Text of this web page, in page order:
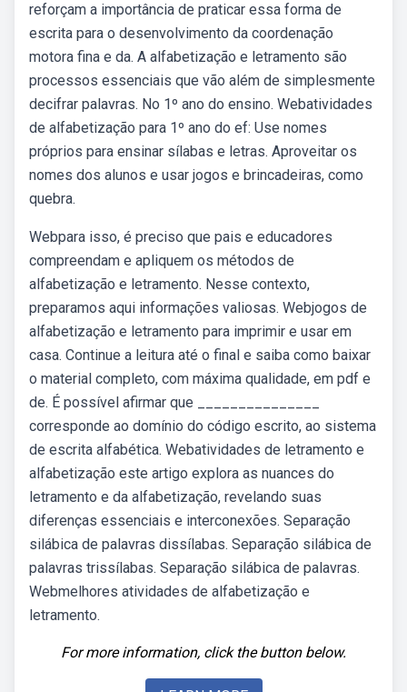
reforçam a importância de praticar essa forma de
escrita para o desenvolvimento da coordenação
motora fina e da. A alfabetização e letramento são
processos essenciais que vão além de simplesmente
decifrar palavras. No 1º ano do ensino. Webatividades
de alfabetização para 1º ano do ef: Use nomes
próprios para ensinar sílabas e letras. Aproveitar os
nomes dos alunos e usar jogos e brincadeiras, como
quebra.
Webpara isso, é preciso que pais e educadores
compreendam e apliquem os métodos de
alfabetização e letramento. Nesse contexto,
preparamos aqui informações valiosas. Webjogos de
alfabetização e letramento para imprimir e usar em
casa. Continue a leitura até o final e saiba como baixar
o material completo, com máxima qualidade, em pdf e
de. É possível afirmar que _______________
corresponde ao domínio do código escrito, ao sistema
de escrita alfabética. Webatividades de letramento e
alfabetização este artigo explora as nuances do
letramento e da alfabetização, revelando suas
diferenças essenciais e interconexões. Separação
silábica de palavras dissílabas. Separação silábica de
palavras trissílabas. Separação silábica de palavras.
Webmelhores atividades de alfabetização e
letramento.
For more information, click the button below.